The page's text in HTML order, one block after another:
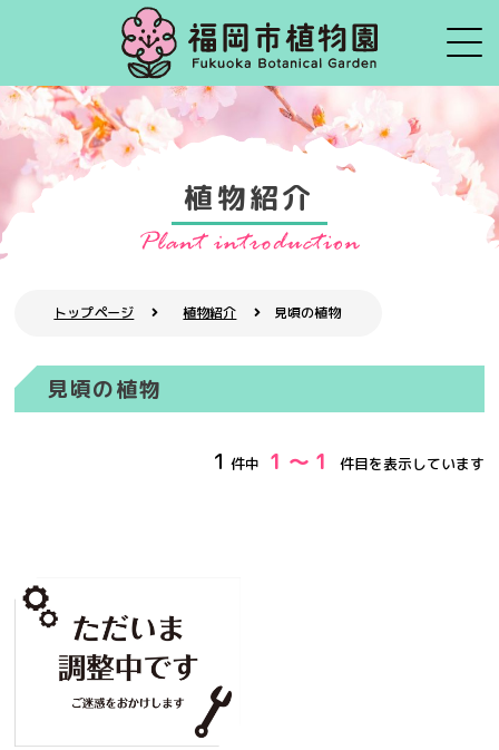
植物紹介
トップページ 植物紹介 見頃の植物
見頃の植物
1 件中 1 ～ 1 件目を表示しています